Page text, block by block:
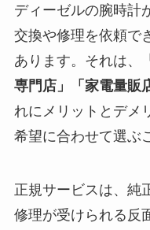
ディーゼルの腕時計
交換や修理を依頼で
あります。それは、
専門店」「家電量販
れにメリットとデメ
希望に合わせて選ぶ
正規サービスは、純
修理が受けられる反